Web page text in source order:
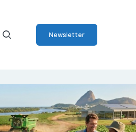
Newsletter